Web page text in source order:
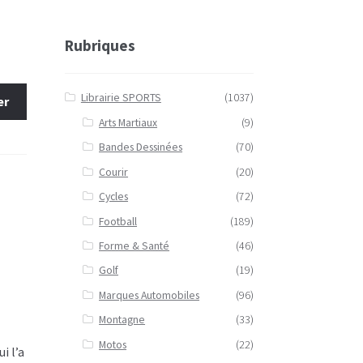
l’a
Rubriques
Librairie SPORTS
(1037)
Arts Martiaux
(9)
Bandes Dessinées
(70)
Courir
(20)
Cycles
(72)
Football
(189)
Forme & Santé
(46)
Golf
(19)
Marques Automobiles
(96)
Montagne
(33)
Motos
(22)